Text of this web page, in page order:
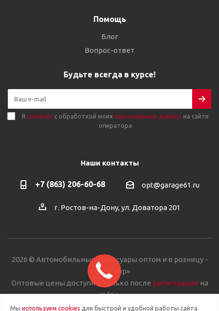
Помощь
Блог
Вопрос-ответ
Будьте всегда в курсе!
Я согласен с обработкой моих персональных данных на сайте
оператора
Наши контакты
+7 (863) 206-60-68 opt@garage61.ru
г. Ростов-на-Дону, ул. Доватора 201
2026 © Автомобильные аксессуары оптом и в розницу -
«Автостор»
Оптовые цены доступны только после регистрации на
сайте.
Мы используем cookies для быстрой и удобной работы сайта